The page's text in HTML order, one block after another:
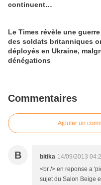
continuent…
Le Times révèle une
des soldats britanniques
déployés en Ukraine,
dénégations
Commentaires
Ajouter un
B bitika 14/09/2013
<br /> en reponse a
sujet du Salon Beige